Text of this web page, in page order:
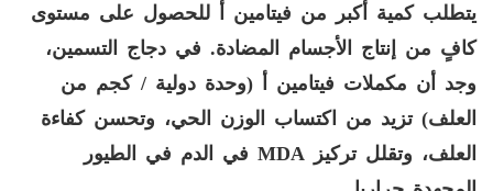
يتطلب كمية أكبر من فيتامين أ للحصول على مستوى
كافٍ من إنتاج الأجسام المضادة. في دجاج التسمين،
وجد أن مكملات فيتامين أ (وحدة دولية / كجم من
العلف) تزيد من اكتساب الوزن الحي، وتحسن كفاءة
العلف، وتقلل تركيز MDA في الدم في الطيور